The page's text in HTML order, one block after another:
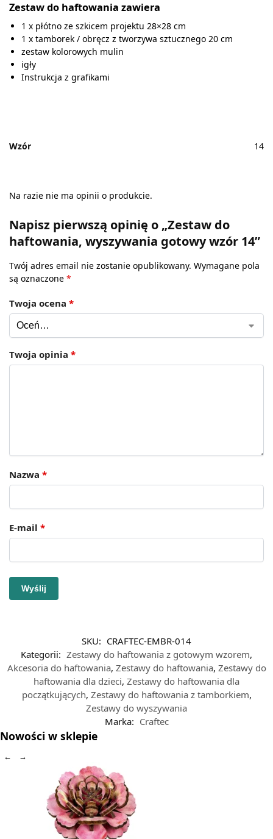
Zestaw do haftowania zawiera
1 x płótno ze szkicem projektu 28×28 cm
1 x tamborek / obręcz z tworzywa sztucznego 20 cm
zestaw kolorowych mulin
igły
Instrukcja z grafikami
Wzór 14
Na razie nie ma opinii o produkcie.
Napisz pierwszą opinię o „Zestaw do
haftowania, wyszywania gotowy wzór 14”
Twój adres email nie zostanie opublikowany. Wymagane pola
są oznaczone *
Twoja ocena *
Twoja opinia *
Nazwa *
E-mail *
SKU: CRAFTEC-EMBR-014
Kategorii: Zestawy do haftowania z gotowym wzorem,
Akcesoria do haftowania, Zestawy do haftowania, Zestawy do
haftowania dla dzieci, Zestawy do haftowania dla
początkujących, Zestawy do haftowania z tamborkiem,
Zestawy do wyszywania
Marka: Craftec
Nowości w sklepie
← →